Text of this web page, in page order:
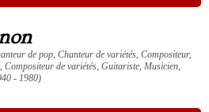
de pop, Chanteur de variétés, Compositeur,
Compositeur de variétés, Guitariste, Musicien,
- 1980)